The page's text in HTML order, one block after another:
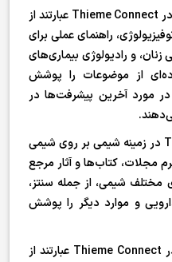
برخی از کتاب‌های محبوب موجود در Thieme Connect عبارتند از
راهنمای عملی برای
زنان، و رادیولوژی بیماری‌های
از موضوعات را پوشش
مورد آخرین پیشرفت‌ها در
مجموعه مطالب Thieme Connect در زمینه شیمی بر روی شیمی
مجلات، کتاب‌ها و آثار مرجع
مختلف شیمی، از جمله سنتز،
و موارد دیگر را پوشش
برخی از مجلات محبوب موجود در Thieme Connect عبارتند از